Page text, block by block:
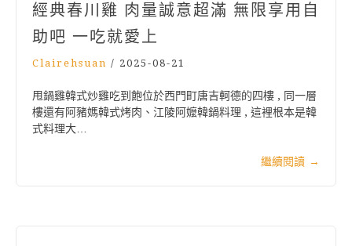
經典春川雞 肉量誠意超滿 無限享用自
助吧 一吃就愛上
Clairehsuan / 2025-08-21
甩鍋雞韓式炒雞吃到飽位於西門町唐吉軻德的四樓 , 同一層
樓還有阿豬媽韓式烤肉、江陵阿嬤韓鍋料理 , 這裡根本是韓
式料理大…
繼續閱讀 →